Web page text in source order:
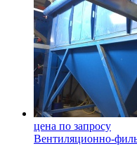
цена по запросу
Вентиляционно-